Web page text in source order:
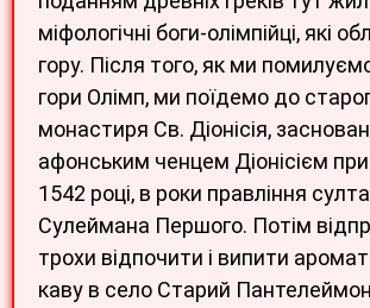
міфологічні боги-олімпійці, які
гору. Після того, як ми
гори Олімп, ми поїдемо до
монастиря Св. Діонісія,
афонським ченцем Діонісієм
1542 році, в роки правління
Сулеймана Першого. Потім
трохи відпочити і випити
каву в село Старий